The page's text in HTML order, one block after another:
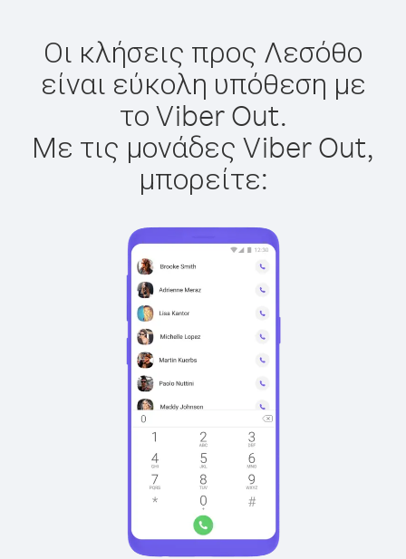
Οι κλήσεις προς Λεσόθο
είναι εύκολη υπόθεση με
το Viber Out.
Με τις μονάδες Viber Out,
μπορείτε: